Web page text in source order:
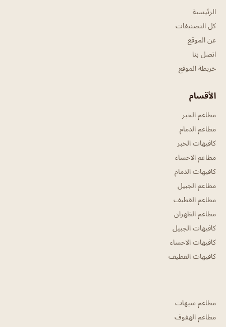
الرئيسية
كل التصنيفات
عن الموقع
اتصل بنا
خريطة الموقع
الأقسام
مطاعم الخبر
مطاعم الدمام
كافيهات الخبر
مطاعم الاحساء
كافيهات الدمام
مطاعم الجبيل
مطاعم القطيف
مطاعم الظهران
كافيهات الجبيل
كافيهات الاحساء
كافيهات القطيف
مطاعم سيهات
مطاعم الهفوف